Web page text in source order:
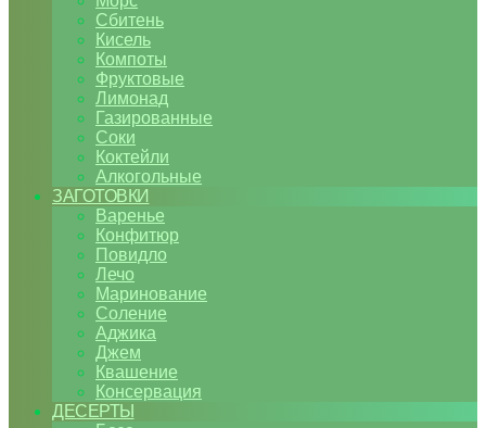
Сбитень
Кисель
Компоты
Фруктовые
Лимонад
Газированные
Соки
Коктейли
Алкогольные
ЗАГОТОВКИ
Варенье
Конфитюр
Повидло
Лечо
Маринование
Соление
Аджика
Джем
Квашение
Консервация
ДЕСЕРТЫ